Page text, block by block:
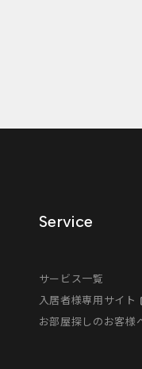
Service
サービス一覧
入居者様専用サイト
お部屋探しのお客様